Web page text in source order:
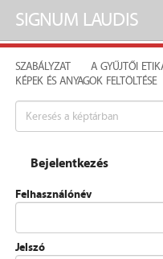
SIGNUM LAUDIS
SZABÁLYZAT
A GYŰJTŐI
KÉPEK ÉS ANYAGOK FELTÖLTÉSE
Bejelentkezés
Felhasználónév
Jelszó